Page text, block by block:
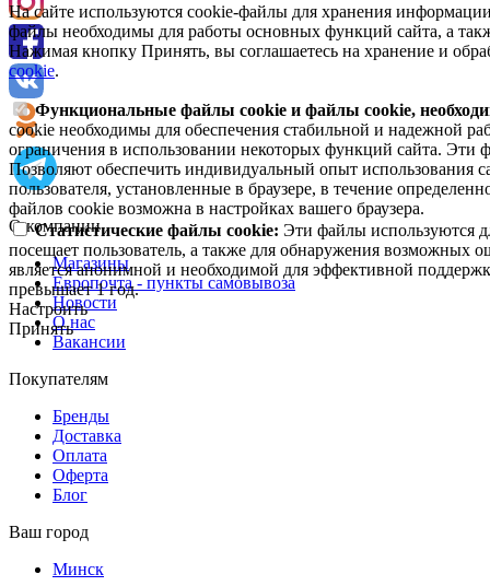
На сайте используются cookie-файлы для хранения
файлы необходимы для работы основных функций сайта, а
Нажимая кнопку Принять, вы соглашаетесь на хранение и
cookie.
Функциональные файлы cookie и файлы cookie,
cookie необходимы для обеспечения стабильной и надежной
ограничения в использовании некоторых функций сайта. Эти
Позволяют обеспечить индивидуальный опыт использования
пользователя, установленные в браузере, в течение
файлов cookie возможна в настройках вашего браузера.
Статистические файлы cookie: Эти файлы используются
посещает пользователь, а также для обнаружения возможных
является анонимной и необходимой для эффективной
превышает 1 год.
Настроить
Принять
О компании
Магазины
Европочта - пункты самовывоза
Новости
О нас
Вакансии
Покупателям
Бренды
Доставка
Оплата
Оферта
Блог
Ваш город
Минск